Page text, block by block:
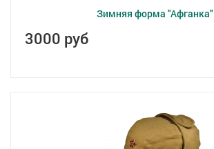
Зимняя форма "Афганка"
3000 руб